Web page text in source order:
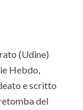
(Udine)
Hebdo,
e scritto
del